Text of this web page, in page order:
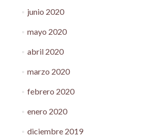
junio 2020
mayo 2020
abril 2020
marzo 2020
febrero 2020
enero 2020
diciembre 2019